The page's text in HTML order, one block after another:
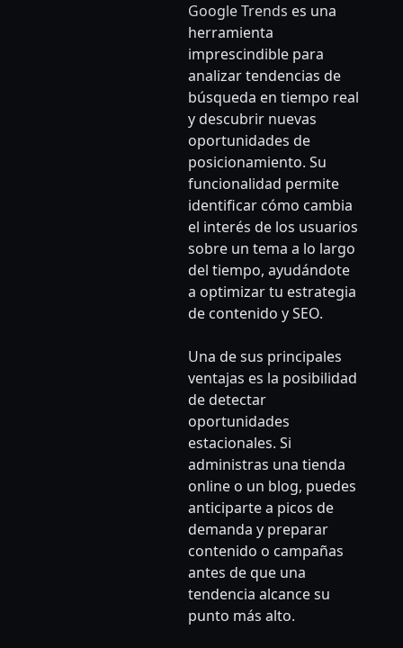
Google Trends es una
herramienta
imprescindible para
analizar tendencias de
búsqueda en tiempo real
y descubrir nuevas
oportunidades de
posicionamiento. Su
funcionalidad permite
identificar cómo cambia
el interés de los usuarios
sobre un tema a lo largo
del tiempo, ayudándote
a optimizar tu estrategia
de contenido y SEO.
Una de sus principales
ventajas es la posibilidad
de detectar
oportunidades
estacionales. Si
administras una tienda
online o un blog, puedes
anticiparte a picos de
demanda y preparar
contenido o campañas
antes de que una
tendencia alcance su
punto más alto.